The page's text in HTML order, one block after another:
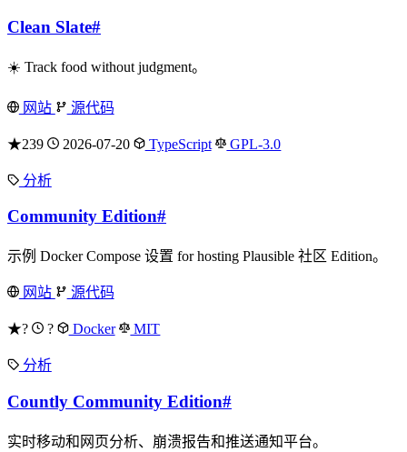
Clean Slate#
☀️ Track food without judgment。
网站 源代码
★239 2026-07-20 TypeScript GPL-3.0
分析
Community Edition#
示例 Docker Compose 设置 for hosting Plausible 社区 Edition。
网站 源代码
★? ? Docker MIT
分析
Countly Community Edition#
实时移动和网页分析、崩溃报告和推送通知平台。